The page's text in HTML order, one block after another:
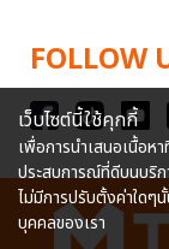
FOLLOW
เว็บไซต์นี้ใช้คุกกี้
เพื่อการนำเสนอเนื้อห
ประสบการณ์ที่ดีบนบริก
ไม่มีการปรับตั้งค่าใด
บุคคลของเรา